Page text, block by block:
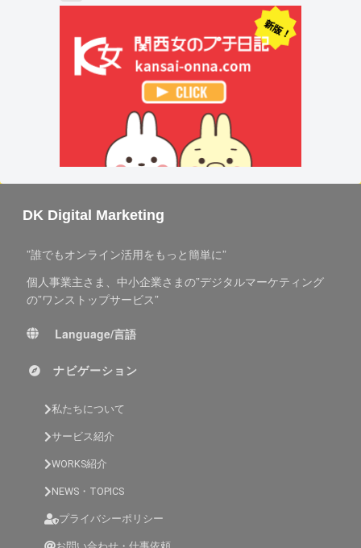
DK Digital Marketing
”誰でもオンライン活用をもっと簡単に”
個人事業主さま、中小企業さまの”デジタルマーケティング
の”ワンストップサービス”
Language/言語
ナビゲーション
私たちについて
サービス紹介
WORKS紹介
NEWS・TOPICS
プライバシーポリシー